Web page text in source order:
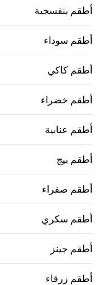
أطقم بنفسجية
أطقم سوداء
أطقم كاكي
أطقم خضراء
أطقم عنابية
أطقم بيج
أطقم صفراء
أطقم سكري
أطقم جينز
أطقم زرقاء